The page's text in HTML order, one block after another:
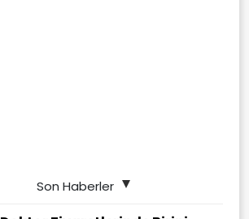
Son Haberler